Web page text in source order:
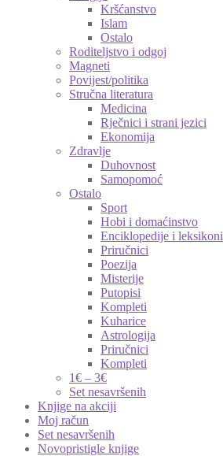
Kršćanstvo
Islam
Ostalo
Roditeljstvo i odgoj
Magneti
Povijest/politika
Stručna literatura
Medicina
Rječnici i strani jezici
Ekonomija
Zdravlje
Duhovnost
Samopomoć
Ostalo
Sport
Hobi i domaćinstvo
Enciklopedije i leksikoni
Priručnici
Poezija
Misterije
Putopisi
Kompleti
Kuharice
Astrologija
Priručnici
Kompleti
1€ – 3€
Set nesavršenih
Knjige na akciji
Moj račun
Set nesavršenih
Novopristigle knjige